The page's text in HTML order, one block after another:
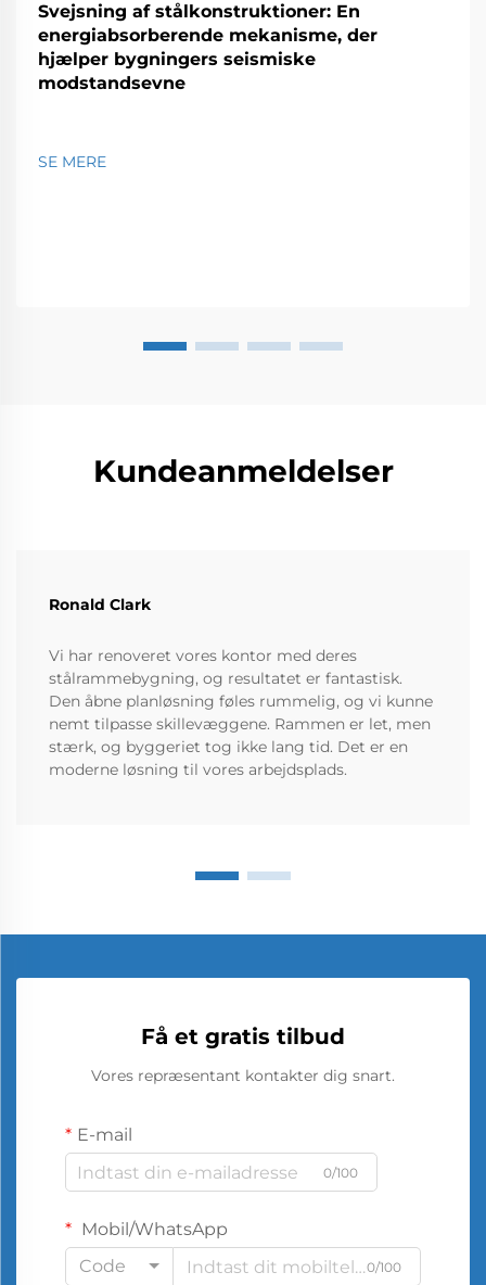
Svejsning af stålkonstruktioner: En
energiabsorberende mekanisme, der
hjælper bygningers seismiske
modstandsevne
SE MERE
Kundeanmeldelser
Ronald Clark
Vi har renoveret vores kontor med deres
stålrammebygning, og resultatet er fantastisk.
Den åbne planløsning føles rummelig, og vi kunne
nemt tilpasse skillevæggene. Rammen er let, men
stærk, og byggeriet tog ikke lang tid. Det er en
moderne løsning til vores arbejdsplads.
Få et gratis tilbud
Vores repræsentant kontakter dig snart.
E-mail
0/100
Mobil/WhatsApp
Code
0/100